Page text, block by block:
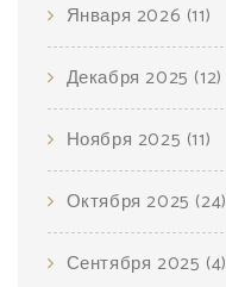
Января 2026 (11)
Декабря 2025 (12)
Ноября 2025 (11)
Октября 2025 (24)
Сентября 2025 (4)